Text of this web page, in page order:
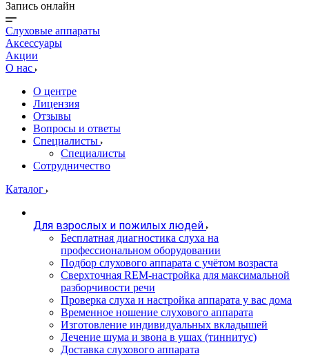
Запись онлайн
Слуховые аппараты
Аксессуары
Акции
О нас
О центре
Лицензия
Отзывы
Вопросы и ответы
Специалисты
Специалисты
Сотрудничество
Каталог
Для взрослых и пожилых людей
Бесплатная диагностика слуха на
профессиональном оборудовании
Подбор слухового аппарата с учётом возраста
Сверхточная REM-настройка для максимальной
разборчивости речи
Проверка слуха и настройка аппарата у вас дома
Временное ношение слухового аппарата
Изготовление индивидуальных вкладышей
Лечение шума и звона в ушах (тиннитус)
Доставка слухового аппарата